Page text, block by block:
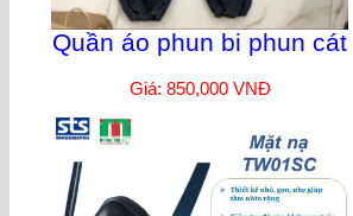
Quần áo phun bi phun cát
Giá: 850,000 VNĐ